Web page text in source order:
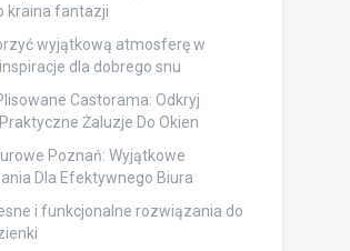
kraina fantazji
wyjątkową atmosferę w
dla dobrego snu
Castorama: Odkryj
Żaluzje Do Okien
Poznań: Wyjątkowe
Dla Efektywnego Biura
i funkcjonalne rozwiązania do